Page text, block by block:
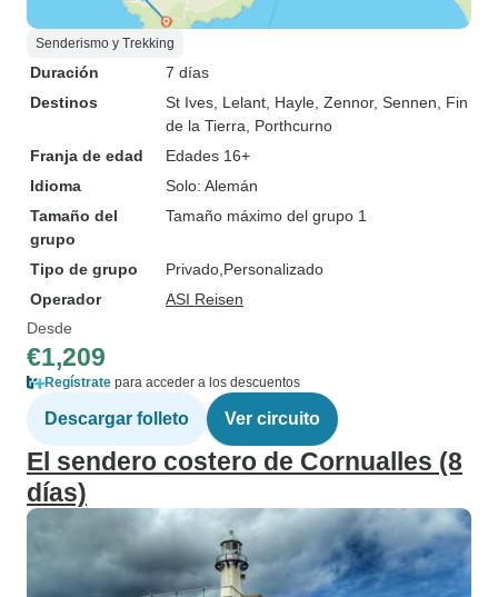
Senderismo y Trekking
Duración
7 días
Destinos
St Ives , Lelant , Hayle , Zennor, Sennen , Fin
de la Tierra , Porthcurno
Franja de edad
Edades 16+
Idioma
Solo: Alemán
Tamaño del
grupo
Tamaño máximo del grupo 1
Tipo de grupo Privado Personalizado
Operador
ASI Reisen
Desde
€1,209
Regístrate para acceder a los descuentos
Descargar folleto Ver circuito
El sendero costero de Cornualles (8
días)